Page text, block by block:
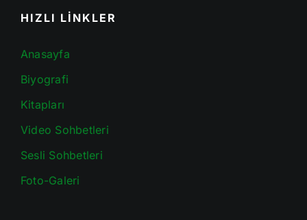
HIZLI LİNKLER
Anasayfa
Biyografi
Kitapları
Video Sohbetleri
Sesli Sohbetleri
Foto-Galeri